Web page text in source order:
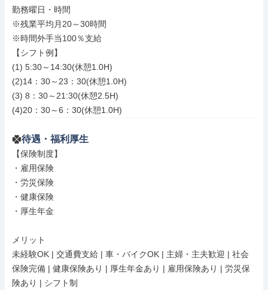
勤務曜日・時間
※残業平均月20～30時間
※時間外手当100％支給
【シフト例】
(1) 5:30～14:30(休憩1.0H)
(2)14：30～23：30(休憩1.0H)
(3) 8：30～21:30(休憩2.5H)
(4)20：30～6：30(休憩1.0H)
待遇・福利厚生
【保険制度】
・雇用保険
・労災保険
・健康保険
・厚生年金
メリット
未経験OK | 交通費支給 | 車・バイクOK | 主婦・主夫歓迎 | 社会
保険完備 | 健康保険あり | 厚生年金あり | 雇用保険あり | 労災保
険あり | シフト制